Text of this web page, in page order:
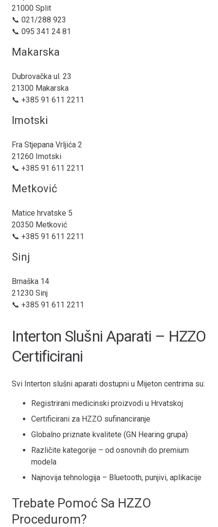
21000 Split
📞 021/288 923
📞 095 341 24 81
Makarska
Dubrovačka ul. 23
21300 Makarska
📞 +385 91 611 2211
Imotski
Fra Stjepana Vrljića 2
21260 Imotski
📞 +385 91 611 2211
Metković
Matice hrvatske 5
20350 Metković
📞 +385 91 611 2211
Sinj
Brnaška 14
21230 Sinj
📞 +385 91 611 2211
Interton Slušni Aparati – HZZO
Certificirani
Svi Interton slušni aparati dostupni u Mijeton centrima su:
Registrirani medicinski proizvodi u Hrvatskoj
Certificirani za HZZO sufinanciranje
Globalno priznate kvalitete (GN Hearing grupa)
Različite kategorije – od osnovnih do premium
modela
Najnovija tehnologija – Bluetooth, punjivi, aplikacije
Trebate Pomoć Sa HZZO
Procedurom?